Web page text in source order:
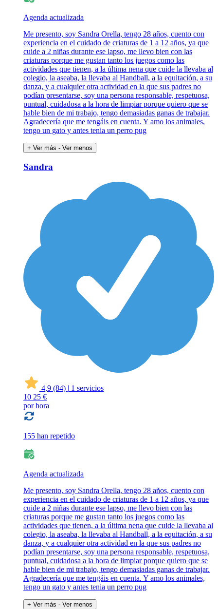
Agenda actualizada
Me presento, soy Sandra Orella, tengo 28 años, cuento con
experiencia en el cuidado de criaturas de 1 a 12 años, ya que
cuide a 2 niñas durante ese lapso, me llevo bien con las
criaturas porque me gustan tanto los juegos como las
actividades que tienen, a la última nena que cuide la llevaba al
colegio, la aseaba, la llevaba al Handball, a la equitación, a su
danza, y a cualquier otra actividad en la que sus padres no
podían presentarse, soy una persona responsable, respetuosa,
puntual, cuidadosa a la hora de limpiar porque quiero que se
hable bien de mi trabajo, tengo demasiadas ganas de trabajar.
Agradecería que me tengáis en cuenta. Y amo los animales,
tengo un gato y antes tenia un perro pug
+ Ver más - Ver menos
Sandra
4,9 (84) | 1 servicios
10 25 €
por hora
155 han repetido
Agenda actualizada
Me presento, soy Sandra Orella, tengo 28 años, cuento con
experiencia en el cuidado de criaturas de 1 a 12 años, ya que
cuide a 2 niñas durante ese lapso, me llevo bien con las
criaturas porque me gustan tanto los juegos como las
actividades que tienen, a la última nena que cuide la llevaba al
colegio, la aseaba, la llevaba al Handball, a la equitación, a su
danza, y a cualquier otra actividad en la que sus padres no
podían presentarse, soy una persona responsable, respetuosa,
puntual, cuidadosa a la hora de limpiar porque quiero que se
hable bien de mi trabajo, tengo demasiadas ganas de trabajar.
Agradecería que me tengáis en cuenta. Y amo los animales,
tengo un gato y antes tenia un perro pug
+ Ver más - Ver menos